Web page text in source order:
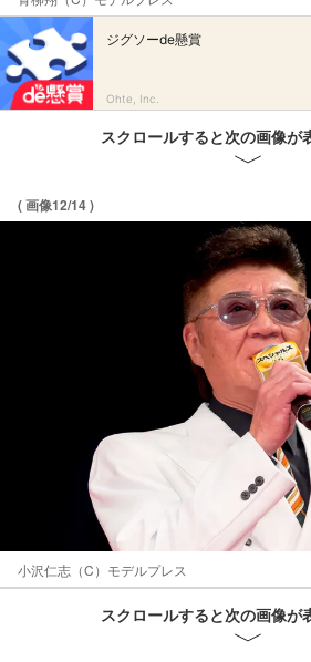
ジグソーde懸賞
Ohte, Inc.
スクロールすると次の画像が
( 画像12/14 )
小沢仁志（C）モデルプレス
スクロールすると次の画像が